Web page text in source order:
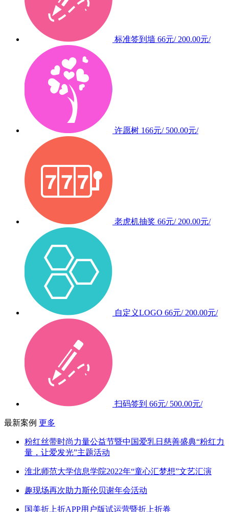
标准签到墙 66元/ 200.00元/
许愿树 166元/ 500.00元/
老虎机抽奖 66元/ 200.00元/
自定义LOGO 66元/ 200.00元/
扫码签到 66元/ 500.00元/
最新案例 更多
粉红丝带时尚力量公益节暨中国爱乳日慈善盛典“粉红力
量，让爱发光”主题活动
淮北师范大学信息学院2022年“童心汇梦想”文艺汇演
趣现场再次助力斯伦贝谢年会活动
国美折上折APP用户版试运营暨折上折券